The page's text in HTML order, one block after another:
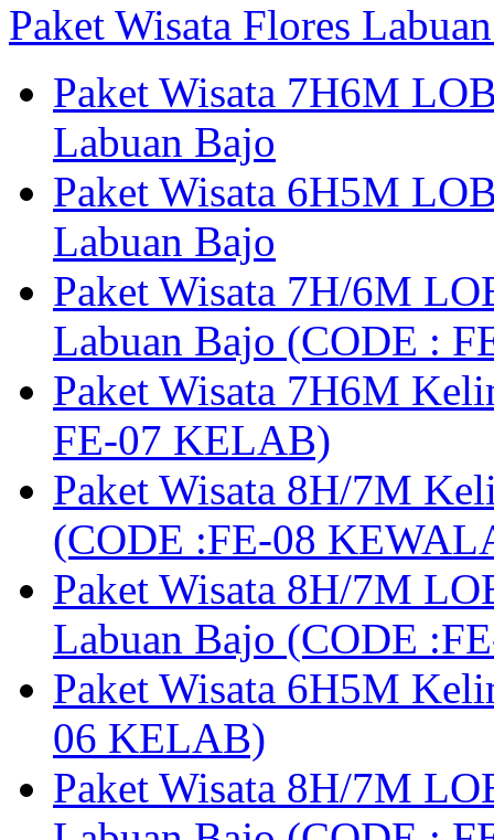
Paket Wisata Flores
Paket Wisata 7H6M
Labuan Bajo
Paket Wisata 6H5M
Labuan Bajo
Paket Wisata 7H/6M
Labuan Bajo (CODE :
Paket Wisata 7H6M
FE-07 KELAB)
Paket Wisata 8H/7M
(CODE :FE-08
Paket Wisata 8H/7M
Labuan Bajo (CODE
Paket Wisata 6H5M
06 KELAB)
Paket Wisata 8H/7M